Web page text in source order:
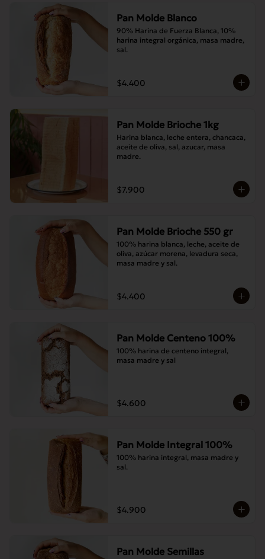
Pan Molde Blanco
90% Harina de Fuerza Blanca, 10%
harina integral orgánica, masa madre,
sal.
$4.400
Pan Molde Brioche 1kg
Harina blanca, leche entera, chancaca,
aceite de oliva, sal, azucar, masa
madre.
$7.900
Pan Molde Brioche 550 gr
100% harina blanca, leche, aceite de
oliva, azúcar morena, levadura seca,
masa madre y sal.
$4.400
Pan Molde Centeno 100%
100% harina de centeno integral,
masa madre y sal
$4.600
Pan Molde Integral 100%
100% harina integral, masa madre y
sal.
$4.900
Pan Molde Semillas